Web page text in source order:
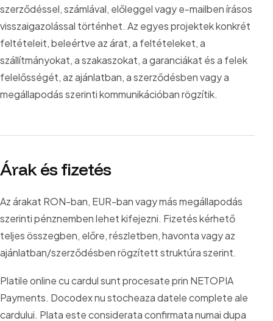
szerződéssel, számlával, előleggel vagy e-mailben írásos
visszaigazolással történhet. Az egyes projektek konkrét
feltételeit, beleértve az árat, a feltételeket, a
szállítmányokat, a szakaszokat, a garanciákat és a felek
felelősségét, az ajánlatban, a szerződésben vagy a
megállapodás szerinti kommunikációban rögzítik.
Árak és fizetés
Az árakat RON-ban, EUR-ban vagy más megállapodás
szerinti pénznemben lehet kifejezni. Fizetés kérhető
teljes összegben, előre, részletben, havonta vagy az
ajánlatban/szerződésben rögzített struktúra szerint.
Platile online cu cardul sunt procesate prin NETOPIA
Payments. Docodex nu stocheaza datele complete ale
cardului. Plata este considerata confirmata numai dupa